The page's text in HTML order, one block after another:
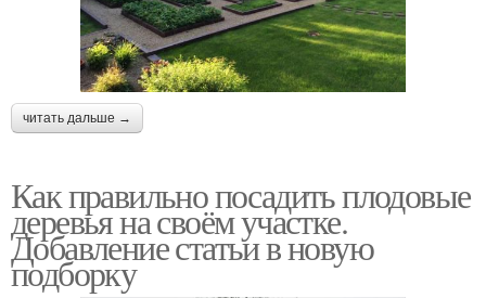
читать дальше →
Как правильно посадить плодовые
деревья на своём участке.
Добавление статьи в новую
подборку